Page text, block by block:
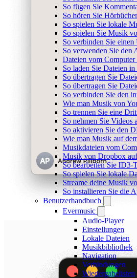
So fügen Sie
So hören Sie
So spielen Sie lokale
So spielen Sie Musik
So verbinden Sie
So verwenden Sie den
Dateien vom
So laden Sie Dateien
So übertragen Sie
So übertragen Sie
So verbinden Sie den
Wie man Musik von
So trennen Sie eine
So nehmen Sie Videos
So aktivieren Sie den
Wie man Musik auf
Musikdateien vom
Musik von Dropbox
So bearbeiten Sie ID3-
So spielen Sie lokale
Streame deine Musik
So installieren Sie die
Benutzerhandbuch
Evermusic
Audio-Player
Einstellungen
Lokale Dateien
Musikbibliothek
Navigation
Verbindungen
Wiedergabelisten